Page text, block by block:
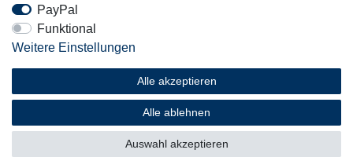
PayPal
Funktional
Weitere Einstellungen
Alle akzeptieren
Alle ablehnen
Auswahl akzeptieren